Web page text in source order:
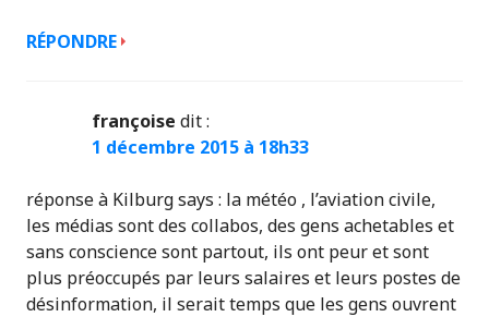
RÉPONDRE
françoise dit :
1 décembre 2015 à 18h33
réponse à Kilburg says : la météo , l’aviation civile,
les médias sont des collabos, des gens achetables et
sans conscience sont partout, ils ont peur et sont
plus préoccupés par leurs salaires et leurs postes de
désinformation, il serait temps que les gens ouvrent